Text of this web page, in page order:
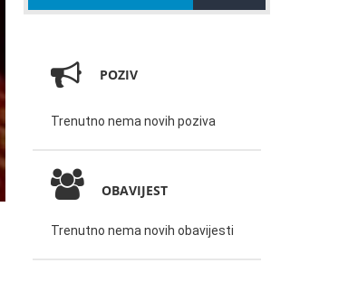
POZIV
Trenutno nema novih poziva
OBAVIJEST
Trenutno nema novih obavijesti